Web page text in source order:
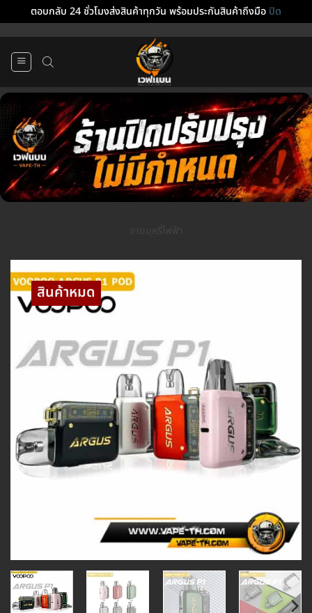
ตอบกลับ 24 ชั่วโมงส่งสินค้าทุกวัน พร้อมประกันสินค้าถึงมือปิด